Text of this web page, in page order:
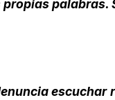
palabras.